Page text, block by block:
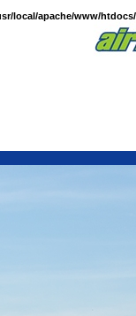
local/apache/www/